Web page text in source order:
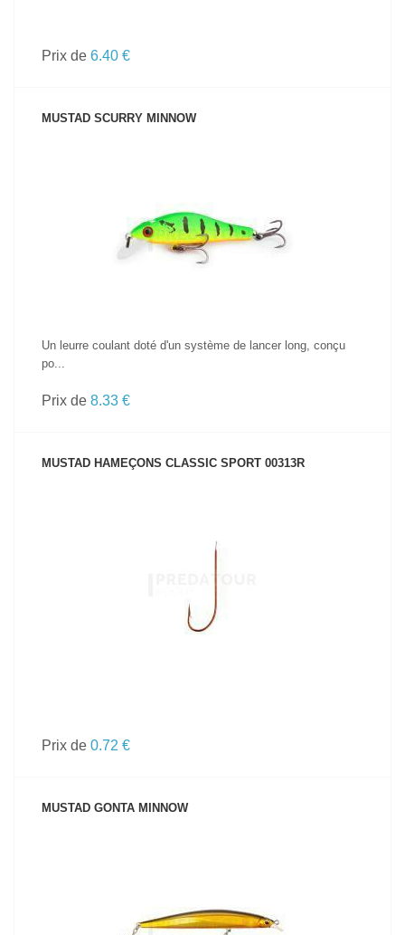
Prix de 6.40 €
MUSTAD SCURRY MINNOW
VOIR LE PRODUIT
Un leurre coulant doté d'un système de lancer long, conçu
po...
Prix de 8.33 €
MUSTAD HAMEÇONS CLASSIC SPORT 00313R
VOIR LE PRODUIT
Prix de 0.72 €
MUSTAD GONTA MINNOW